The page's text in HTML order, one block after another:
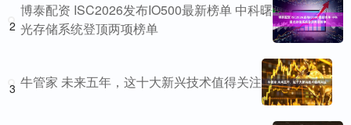
2
博泰配资 ISC2026发布IO500最新榜单 中科曙
光存储系统登顶两项榜单
3 牛管家 未来五年，这十大新兴技术值得关注